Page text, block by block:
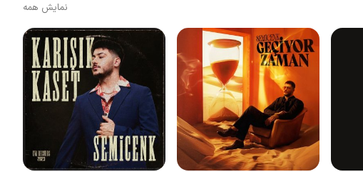
نمایش همه